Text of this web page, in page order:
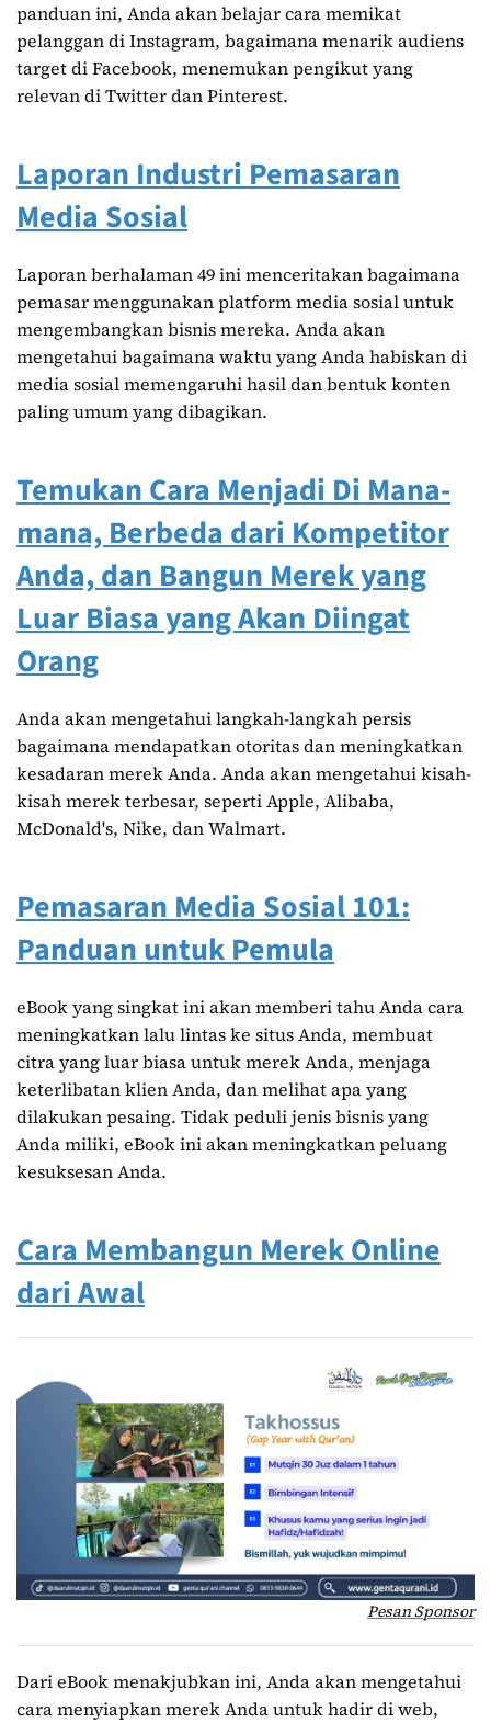
panduan ini, Anda akan belajar cara memikat
pelanggan di Instagram, bagaimana menarik audiens
target di Facebook, menemukan pengikut yang
relevan di Twitter dan Pinterest.
Laporan Industri Pemasaran
Media Sosial
Laporan berhalaman 49 ini menceritakan bagaimana
pemasar menggunakan platform media sosial untuk
mengembangkan bisnis mereka. Anda akan
mengetahui bagaimana waktu yang Anda habiskan di
media sosial memengaruhi hasil dan bentuk konten
paling umum yang dibagikan.
Temukan Cara Menjadi Di Mana-
mana, Berbeda dari Kompetitor
Anda, dan Bangun Merek yang
Luar Biasa yang Akan Diingat
Orang
Anda akan mengetahui langkah-langkah persis
bagaimana mendapatkan otoritas dan meningkatkan
kesadaran merek Anda. Anda akan mengetahui kisah-
kisah merek terbesar, seperti Apple, Alibaba,
McDonald's, Nike, dan Walmart.
Pemasaran Media Sosial 101:
Panduan untuk Pemula
eBook yang singkat ini akan memberi tahu Anda cara
meningkatkan lalu lintas ke situs Anda, membuat
citra yang luar biasa untuk merek Anda, menjaga
keterlibatan klien Anda, dan melihat apa yang
dilakukan pesaing. Tidak peduli jenis bisnis yang
Anda miliki, eBook ini akan meningkatkan peluang
kesuksesan Anda.
Cara Membangun Merek Online
dari Awal
Pesan Sponsor
Dari eBook menakjubkan ini, Anda akan mengetahui
cara menyiapkan merek Anda untuk hadir di web,